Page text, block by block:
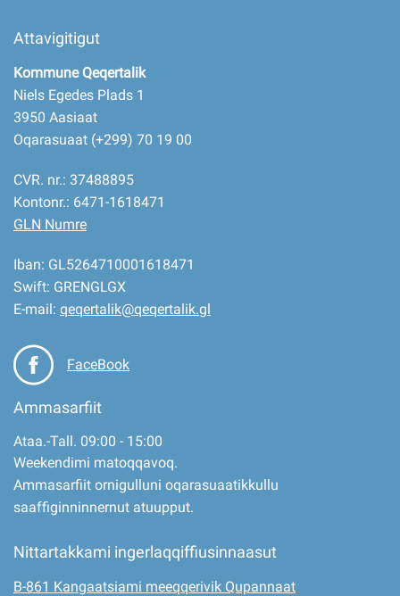
Attavigitigut
Kommune Qeqertalik
Niels Egedes Plads 1
3950 Aasiaat
Oqarasuaat (+299) 70 19 00
CVR. nr.: 37488895
Kontonr.: 6471-1618471
GLN Numre
Iban: GL5264710001618471
Swift: GRENGLGX
E-mail: qeqertalik@qeqertalik.gl
FaceBook
Ammasarfiit
Ataa.-Tall. 09:00 - 15:00
Weekendimi matoqqavoq.
Ammasarfiit ornigulluni oqarasuaatikkullu
saaffiginninnernut atuupput.
Nittartakkami ingerlaqqiffiusinnaasut
B-861 Kangaatsiami meeqqerivik Qupannaat